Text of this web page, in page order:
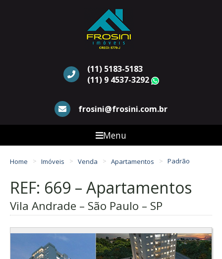
(11) 5183-5183
(11) 9 4537-3292
frosini@frosini.com.br
Menu
Home Imóveis Venda Apartamentos Padrão
REF: 669 – Apartamentos
Vila Andrade – São Paulo – SP